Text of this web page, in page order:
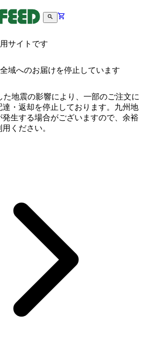
サイトです
域へのお届けを停止しています
た地震の影響により、一部のご注文に
・返却を停止しております。九州地
生する場合がございますので、余裕
ください。